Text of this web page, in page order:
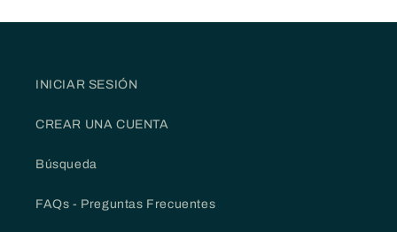
INICIAR SESIÓN
CREAR UNA CUENTA
Búsqueda
FAQs - Preguntas Frecuentes